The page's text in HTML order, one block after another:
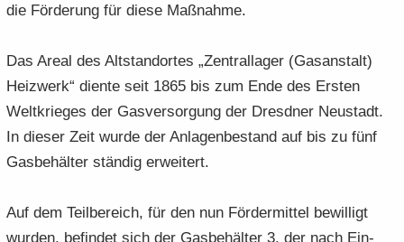
die För­de­rung für diese Maß­nah­me.
Das Areal des Alt­stand­or­tes „Zen­tral­la­ger (Gas­an­stalt)
Heiz­werk“ dien­te seit 1865 bis zum Ende des Ers­ten
Welt­krie­ges der Gas­ver­sor­gung der Dresd­ner Neu­stadt.
In die­ser Zeit wurde der An­la­gen­be­stand auf bis zu fünf
Gas­be­häl­ter stän­dig er­wei­tert.
Auf dem Teil­be­reich, für den nun För­der­mit­tel be­wil­ligt
wur­den, be­fin­det sich der Gas­be­häl­ter 3, der nach Ein­